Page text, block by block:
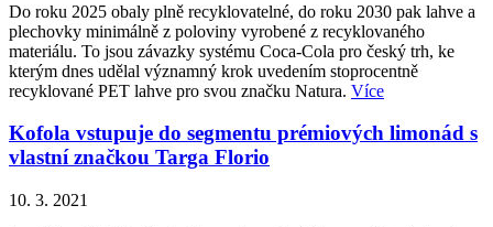
Do roku 2025 obaly plně recyklovatelné, do roku 2030 pak lahve a
plechovky minimálně z poloviny vyrobené z recyklovaného
materiálu. To jsou závazky systému Coca-Cola pro český trh, ke
kterým dnes udělal významný krok uvedením stoprocentně
recyklované PET lahve pro svou značku Natura. Více
Kofola vstupuje do segmentu prémiových limonád s
vlastní značkou Targa Florio
10. 3. 2021